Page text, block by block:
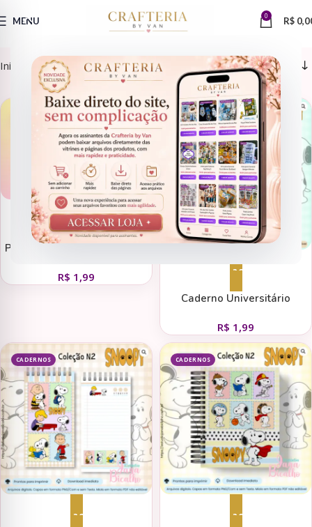
MENU 0 R$
Início Encadernação Cadernos
CADERNOS
Adicionar ao carrinho
Pack de 70 Livros Interativos
R$ 1,99
CADERNOS
Adicionar ao carrinho
Caderno Universitário
R$ 1,99
CADERNOS
Adicionar ao carrinho
CADERNOS
Adicionar ao carrinho